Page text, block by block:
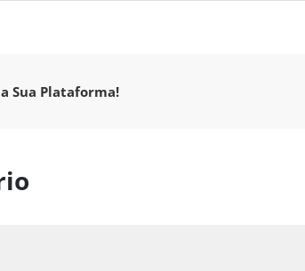
Sua Plataforma!